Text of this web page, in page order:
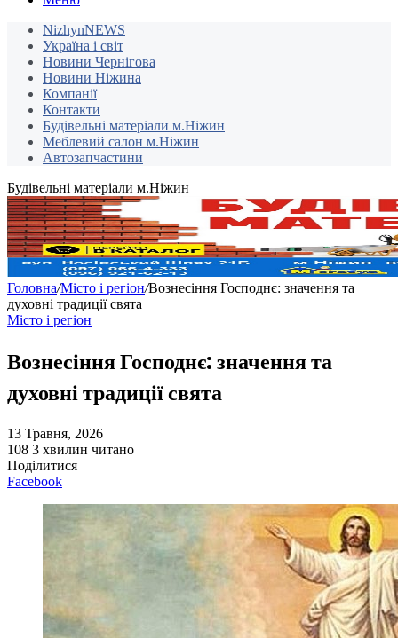
NizhynNEWS
Україна і світ
Новини Чернігова
Новини Ніжина
Компанії
Контакти
Будівельні матеріали м.Ніжин
Меблевий салон м.Ніжин
Автозапчастини
Будівельні матеріали м.Ніжин
Головна/Місто і регіон/Вознесіння Господнє: значення та
духовні традиції свята
Місто і регіон
Вознесіння Господнє: значення та
духовні традиції свята
13 Травня, 2026
108 3 хвилин читано
Поділитися
Facebook